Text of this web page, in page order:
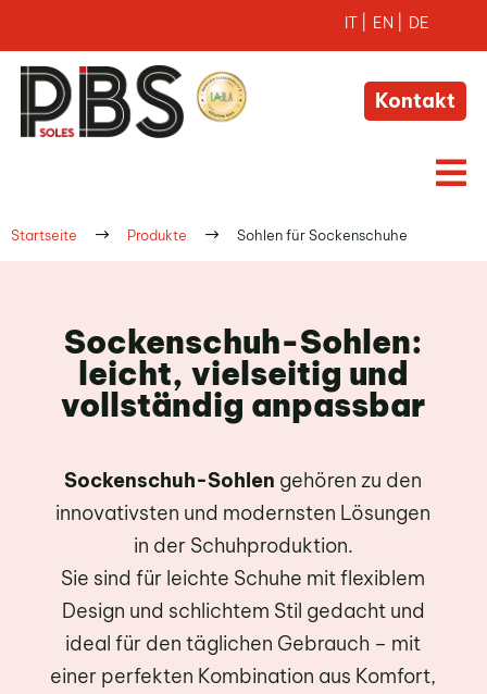
Kontakt

Startseite $ Produkte $ Sohlen für Sockenschuhe
Sockenschuh-Sohlen:
leicht, vielseitig und
vollständig anpassbar
Sockenschuh-Sohlen gehören zu den
innovativsten und modernsten Lösungen
in der Schuhproduktion.
Sie sind für leichte Schuhe mit flexiblem
Design und schlichtem Stil gedacht und
ideal für den täglichen Gebrauch – mit
einer perfekten Kombination aus Komfort,